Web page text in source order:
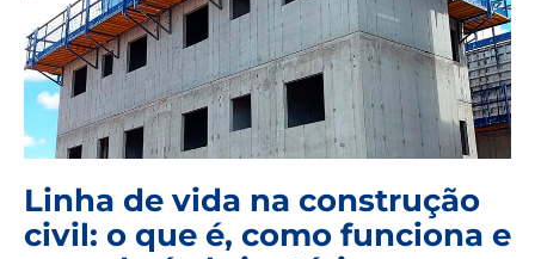
Linha de vida na construção
civil: o que é, como funciona e